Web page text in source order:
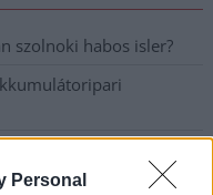
Personal
szolnoki habos isler?